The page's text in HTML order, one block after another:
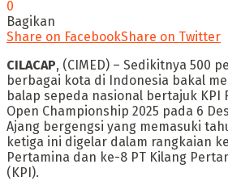
0
Bagikan
Share on FacebookShare on Twitter
CILACAP, (CIMED) – Sedikitnya 500
berbagai kota di Indonesia bakal
balap sepeda nasional bertajuk KPI
Open Championship 2025 pada 6
Ajang bergengsi yang memasuki
ketiga ini digelar dalam rangkaian
Pertamina dan ke-8 PT Kilang
(KPI).